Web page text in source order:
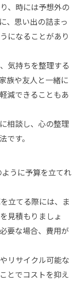
、時には予想外の
、思い出の詰まっ
になることがあり
気持ちを整理する
族や友人と一緒に
減できることもあ
相談し、心の整理
です。
うに予算を立てれ
立てる際には、ま
見積もりましょ
要な場合、費用が
リサイクル可能な
とでコストを抑え